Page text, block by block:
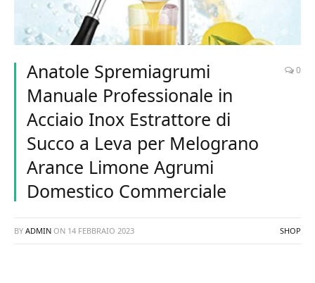
Anatole Spremiagrumi
Manuale Professionale in
Acciaio Inox Estrattore di
Succo a Leva per Melograno
Arance Limone Agrumi
Domestico Commerciale
0
BY ADMIN ON 14 FEBBRAIO 2023 SHOP